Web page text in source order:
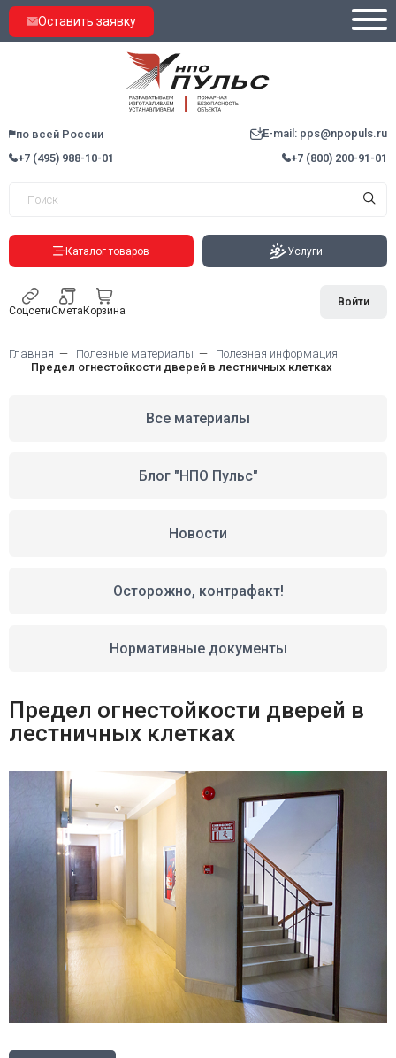
Оставить заявку
по всей России
E-mail: pps@npopuls.ru
+7 (495) 988-10-01
+7 (800) 200-91-01
Каталог товаров Услуги
СоцсетиСметаКорзина
Войти
Главная Полезные материалы
Полезная информация
Предел огнестойкости дверей в лестничных клетках
Все материалы
Блог "НПО Пульс"
Новости
Осторожно, контрафакт!
Нормативные документы
Предел огнестойкости дверей в
лестничных клетках